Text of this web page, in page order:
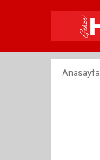
Anasayfa